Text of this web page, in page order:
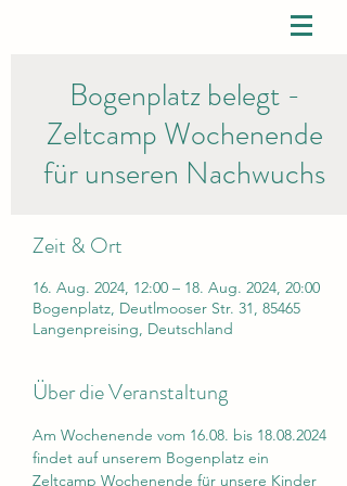
Bogenplatz belegt -
Zeltcamp Wochenende
für unseren Nachwuchs
Zeit & Ort
16. Aug. 2024, 12:00 – 18. Aug. 2024, 20:00
Bogenplatz, Deutlmooser Str. 31, 85465
Langenpreising, Deutschland
Über die Veranstaltung
Am Wochenende vom 16.08. bis 18.08.2024
findet auf unserem Bogenplatz ein
Zeltcamp Wochenende für unsere Kinder